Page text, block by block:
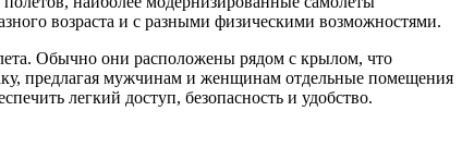
возраста и с разными физическими возможностями.
Обычно они расположены рядом с крылом, что
предлагая мужчинам и женщинам отдельные помещения
легкий доступ, безопасность и удобство.